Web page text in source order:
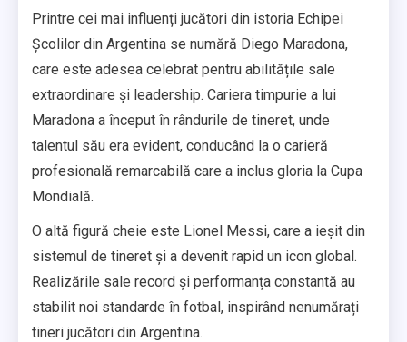
Printre cei mai influenți jucători din istoria Echipei
Școlilor din Argentina se numără Diego Maradona,
care este adesea celebrat pentru abilitățile sale
extraordinare și leadership. Cariera timpurie a lui
Maradona a început în rândurile de tineret, unde
talentul său era evident, conducând la o carieră
profesională remarcabilă care a inclus gloria la Cupa
Mondială.
O altă figură cheie este Lionel Messi, care a ieșit din
sistemul de tineret și a devenit rapid un icon global.
Realizările sale record și performanța constantă au
stabilit noi standarde în fotbal, inspirând nenumărați
tineri jucători din Argentina.